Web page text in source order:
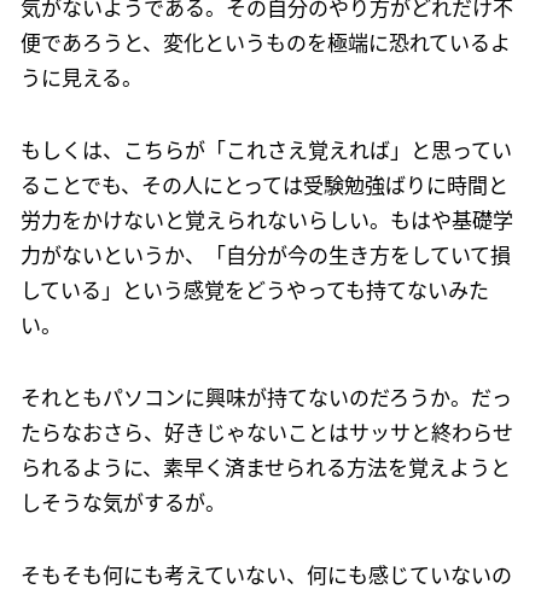
気がないようである。その自分のやり方がどれだけ不
便であろうと、変化というものを極端に恐れているよ
うに見える。
もしくは、こちらが「これさえ覚えれば」と思ってい
ることでも、その人にとっては受験勉強ばりに時間と
労力をかけないと覚えられないらしい。もはや基礎学
力がないというか、「自分が今の生き方をしていて損
している」という感覚をどうやっても持てないみた
い。
それともパソコンに興味が持てないのだろうか。だっ
たらなおさら、好きじゃないことはサッサと終わらせ
られるように、素早く済ませられる方法を覚えようと
しそうな気がするが。
そもそも何にも考えていない、何にも感じていないの